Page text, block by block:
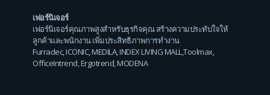
เฟอร์นิเจอร์
เฟอร์นิเจอร์คุณภาพสูงสำหรับธุรกิจคุณ สร้างความประทับใจให้
ลูกค้าและพนักงาน เพิ่มประสิทธิภาพการทำงาน
Furradec,ICONIC,MEDILA,INDEX LIVING MALL,Toolmax,
OfficeIntrend,Ergotrend,MODENA